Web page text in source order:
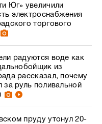
Юг» увеличили
электроснабжения
торгового
радуются воде как
из
рассказал, почему
за руль поливальной
пруду утонул 20-